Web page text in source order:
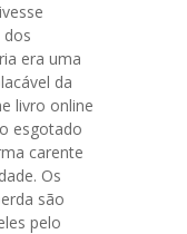
dos
era uma
da
livro online
esgotado
carente
Os
são
pelo